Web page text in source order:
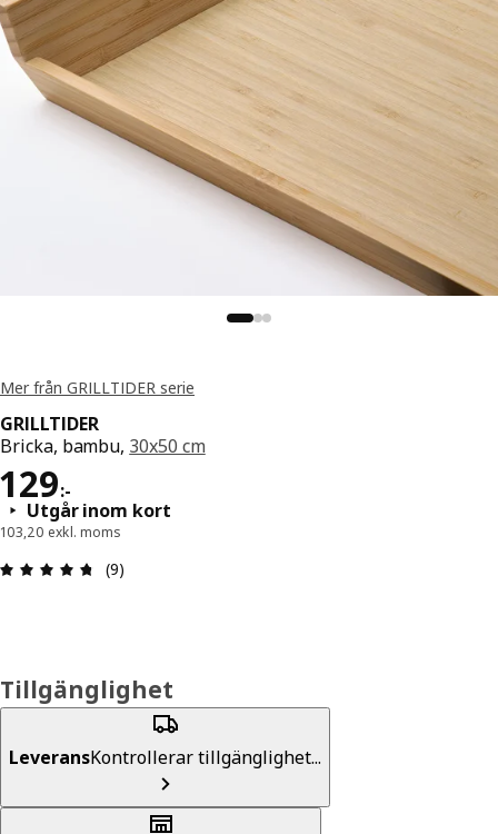
Mer från GRILLTIDER serie
GRILLTIDER
Bricka, bambu, 30x50 cm
129:-
Pris 129:-
Utgår inom kort
103,20 exkl. moms
Recension: 4.7 utav 5 stjärnor. Totalt antal
(9)
Tillgänglighet
LeveransKontrollerar tillgänglighet...